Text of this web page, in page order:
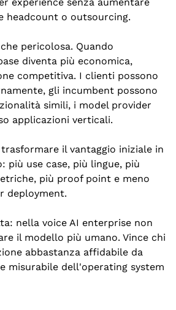
headcount o outsourcing.
pericolosa. Quando
diventa più economica,
competitiva. I clienti possono
gli incumbent possono
simili, i model provider
applicazioni verticali.
il vantaggio iniziale in
più use case, più lingue, più
più proof point e meno
deployment.
nella voice AI enterprise non
il modello più umano. Vince chi
abbastanza affidabile da
misurabile dell'operating system